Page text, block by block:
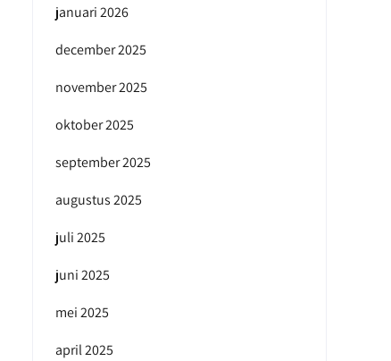
januari 2026
december 2025
november 2025
oktober 2025
september 2025
augustus 2025
juli 2025
juni 2025
mei 2025
april 2025